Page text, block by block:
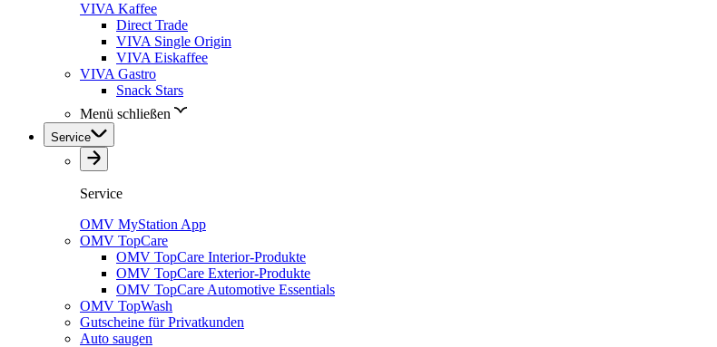
VIVA Kaffee
Direct Trade
VIVA Single Origin
VIVA Eiskaffee
VIVA Gastro
Snack Stars
Menü schließen
Service
Service
OMV MyStation App
OMV TopCare
OMV TopCare Interior-Produkte
OMV TopCare Exterior-Produkte
OMV TopCare Automotive Essentials
OMV TopWash
Gutscheine für Privatkunden
Auto saugen